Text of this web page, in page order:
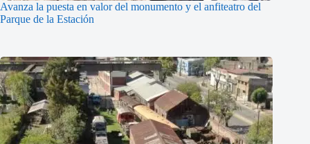
Avanza la puesta en valor del monumento y el anfiteatro del
Parque de la Estación